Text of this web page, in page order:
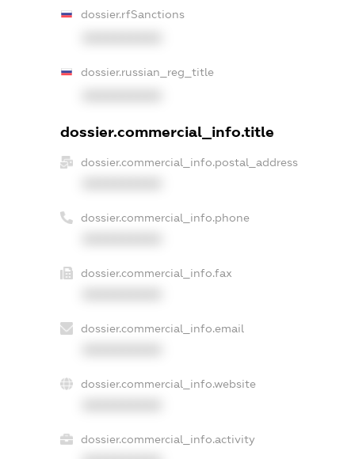
dossier.rfSanctions
dossier.russian_reg_title
dossier.commercial_info.title
dossier.commercial_info.postal_address
dossier.commercial_info.phone
dossier.commercial_info.fax
dossier.commercial_info.email
dossier.commercial_info.website
dossier.commercial_info.activity